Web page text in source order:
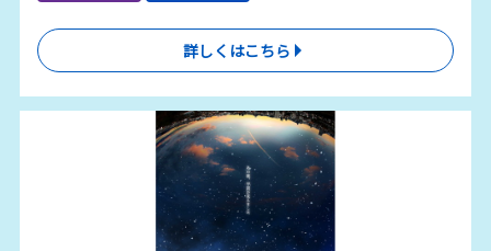
詳しくはこちら